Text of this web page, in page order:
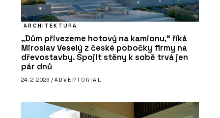
ARCHITEKTURA
„Dům přivezeme hotový na kamionu,“ říká
Miroslav Veselý z české pobočky firmy na
dřevostavby. Spojit stěny k sobě trvá jen
pár dnů
24. 2. 2026 / ADVERTORIAL